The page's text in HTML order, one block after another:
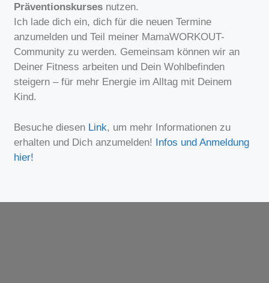
Präventionskurses nutzen.
Ich lade dich ein, dich für die neuen Termine
anzumelden und Teil meiner MamaWORKOUT-
Community zu werden. Gemeinsam können wir an
Deiner Fitness arbeiten und Dein Wohlbefinden
steigern – für mehr Energie im Alltag mit Deinem
Kind.
Besuche diesen Link, um mehr Informationen zu
erhalten und Dich anzumelden! Infos und Anmeldung
hier!